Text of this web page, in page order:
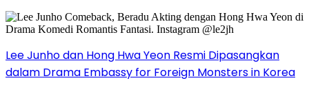
Lee Junho dan Hong Hwa Yeon Resmi Dipasangkan
dalam Drama Embassy for Foreign Monsters in Korea